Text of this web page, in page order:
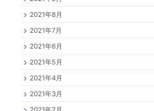
2021年8月
2021年7月
2021年6月
2021年5月
2021年4月
2021年3月
2021年2月